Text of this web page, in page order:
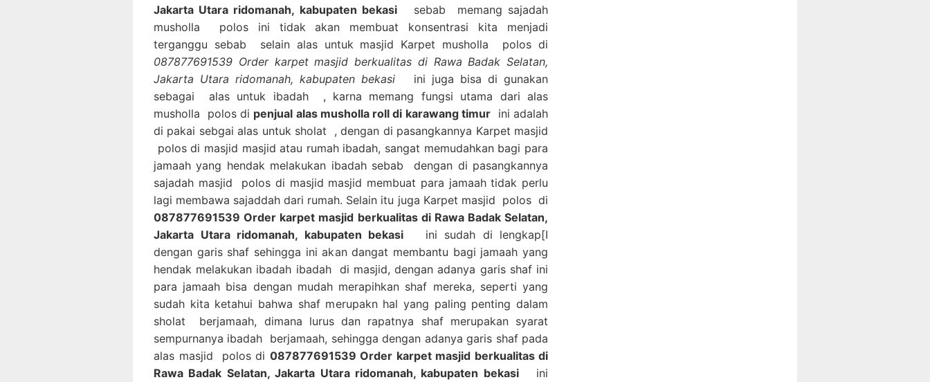
Jakarta Utara ridomanah, kabupaten bekasisebab memang sajadah
musholla polos ini tidak akan membuat konsentrasi kita menjadi
terganggu sebab selain alas untuk masjid Karpet musholla polos di
087877691539 Order karpet masjid berkualitas di Rawa Badak Selatan,
Jakarta Utara ridomanah, kabupaten bekasi ini juga bisa di gunakan
sebagai alas untuk ibadah , karna memang fungsi utama dari alas
musholla polos di penjual alas musholla roll di karawang timur ini adalah
di pakai sebgai alas untuk sholat , dengan di pasangkannya Karpet masjid
polos di masjid masjid atau rumah ibadah, sangat memudahkan bagi para
jamaah yang hendak melakukan ibadah sebab dengan di pasangkannya
sajadah masjid polos di masjid masjid membuat para jamaah tidak perlu
lagi membawa sajaddah dari rumah. Selain itu juga Karpet masjid polos di
087877691539 Order karpet masjid berkualitas di Rawa Badak Selatan,
Jakarta Utara ridomanah, kabupaten bekasi ini sudah di lengkap[I
dengan garis shaf sehingga ini akan dangat membantu bagi jamaah yang
hendak melakukan ibadah ibadah di masjid, dengan adanya garis shaf ini
para jamaah bisa dengan mudah merapihkan shaf mereka, seperti yang
sudah kita ketahui bahwa shaf merupakn hal yang paling penting dalam
sholat berjamaah, dimana lurus dan rapatnya shaf merupakan syarat
sempurnanya ibadah berjamaah, sehingga dengan adanya garis shaf pada
alas masjid polos di 087877691539 Order karpet masjid berkualitas di
Rawa Badak Selatan, Jakarta Utara ridomanah, kabupaten bekasiini